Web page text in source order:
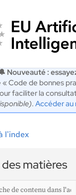
Nouveauté :
« Code de bonnes
faciliter la
.Accéder
l'index
matières